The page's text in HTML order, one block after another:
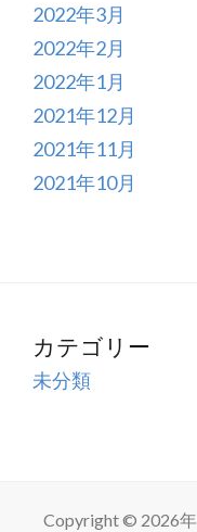
2022年3月
2022年2月
2022年1月
2021年12月
2021年11月
2021年10月
カテゴリー
未分類
Copyright © 2026年